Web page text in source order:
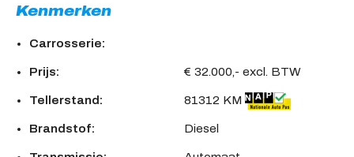
Kenmerken
Carrosserie:
Prijs: € 32.000,- excl. BTW
Tellerstand: 81312 KM
Brandstof: Diesel